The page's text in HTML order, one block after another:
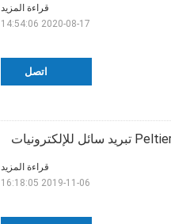
اتصل
قراءة المزيد
2020-08-17 14:54:06
قراءة المزيد
2019-11-06 16:18:05